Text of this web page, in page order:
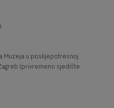
Muzeja u poslijepotresnoj
(privremeno sjedište